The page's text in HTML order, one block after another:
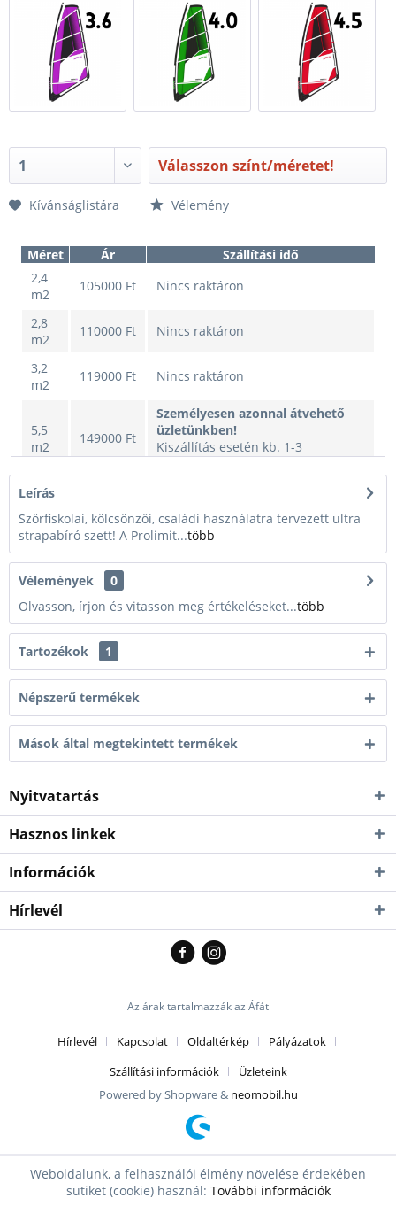
Válasszon színt/méretet!
Kívánságlistára Vélemény
Méret Ár
Szállítási idő
2,4
m2
105000 Ft Nincs raktáron
2,8
m2
110000 Ft Nincs raktáron
3,2
m2
119000 Ft Nincs raktáron
5,5
m2
149000 Ft
Személyesen azonnal átvehető
üzletünkben!
Kiszállítás esetén kb. 1-3
6,0
3,6
99000 Ft
Személyesen azonnal átvehető
üzletünkben!
4,0
m2
99000 Ft
Személyesen azonnal átvehető
üzletünkben!
munkanap
4,5
m2
149000 Ft
5,0
229000 Ft Nincs raktáron
Leírás
Szörfiskolai, kölcsönzői, családi használatra tervezett ultra
strapabíró szett! A Prolimit...több
Vélemények
0
Olvasson, írjon és vitasson meg értékeléseket...több
Tartozékok 1
Népszerű termékek
Mások által megtekintett termékek
Nyitvatartás
Hasznos linkek
Információk
Hírlevél
Az árak tartalmazzák az Áfát
Hírlevél Kapcsolat Oldaltérkép
Pályázatok
Szállítási információk
Üzleteink
Powered by Shopware & neomobil.hu
Weboldalunk, a felhasználói élmény növelése érdekében
sütiket (cookie) használ: További információk